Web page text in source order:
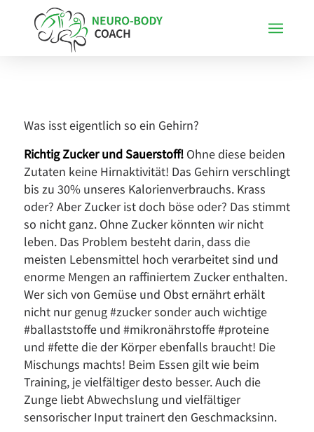
Was isst eigentlich so ein Gehirn?
Richtig Zucker und Sauerstoff!Ohne diese beiden
Zutaten keine Hirnaktivität! Das Gehirn verschlingt
bis zu 30% unseres Kalorienverbrauchs. Krass
oder? Aber Zucker ist doch böse oder? Das stimmt
so nicht ganz. Ohne Zucker könnten wir nicht
leben. Das Problem besteht darin, dass die
meisten Lebensmittel hoch verarbeitet sind und
enorme Mengen an raffiniertem Zucker enthalten.
Wer sich von Gemüse und Obst ernährt erhält
nicht nur genug #zucker sonder auch wichtige
#ballaststoffe und #mikronährstoffe #proteine
und #fette die der Körper ebenfalls braucht! Die
Mischungs machts! Beim Essen gilt wie beim
Training, je vielfältiger desto besser. Auch die
Zunge liebt Abwechslung und vielfältiger
sensorischer Input trainert den Geschmacksinn.